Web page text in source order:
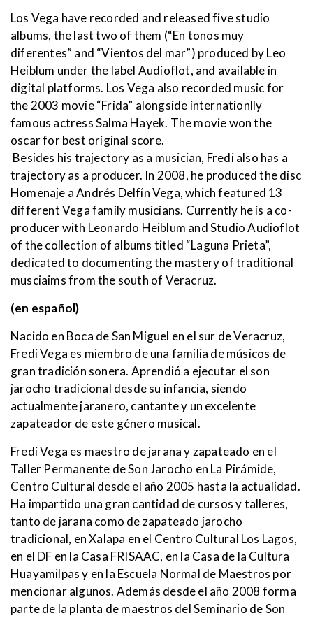
Los Vega have recorded and released five studio
albums, the last two of them (“En tonos muy
diferentes” and “Vientos del mar”) produced by Leo
Heiblum under the label Audioflot, and available in
digital platforms. Los Vega also recorded music for
the 2003 movie “Frida” alongside internationlly
famous actress Salma Hayek. The movie won the
oscar for best original score.
Besides his trajectory as a musician, Fredi also has a
trajectory as a producer. In 2008, he produced the disc
Homenaje a Andrés Delfín Vega, which featured 13
different Vega family musicians. Currently he is a co-
producer with Leonardo Heiblum and Studio Audioflot
of the collection of albums titled “Laguna Prieta”,
dedicated to documenting the mastery of traditional
musciaims from the south of Veracruz.
(en español)
Nacido en Boca de San Miguel en el sur de Veracruz,
Fredi Vega es miembro de una familia de músicos de
gran tradición sonera. Aprendió a ejecutar el son
jarocho tradicional desde su infancia, siendo
actualmente jaranero, cantante y un excelente
zapateador de este género musical.
Fredi Vega es maestro de jarana y zapateado en el
Taller Permanente de Son Jarocho en La Pirámide,
Centro Cultural desde el año 2005 hasta la actualidad.
Ha impartido una gran cantidad de cursos y talleres,
tanto de jarana como de zapateado jarocho
tradicional, en Xalapa en el Centro Cultural Los Lagos,
en el DF en la Casa FRISAAC, en la Casa de la Cultura
Huayamilpas y en la Escuela Normal de Maestros por
mencionar algunos. Además desde el año 2008 forma
parte de la planta de maestros del Seminario de Son